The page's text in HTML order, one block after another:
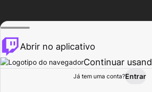
Procurar Atividade
Abrir no aplicativo
Continuar
Já tem uma conta?Entrar